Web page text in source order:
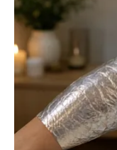
atendida en una
jueza publicó en
constata la libertad
extinción” de la pena
por el delito de
su responsabilidad
tener cinco años de
primer episodio del
febrero de 2011,